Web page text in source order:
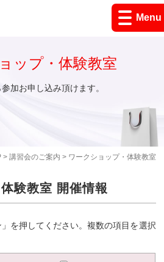
Menu
> 講習会のご案内 > ワークショップ・体験教室
ップ・体験教室
加お申し込み頂けます。
験教室 開催情報
を押してください。複数の項目を選択